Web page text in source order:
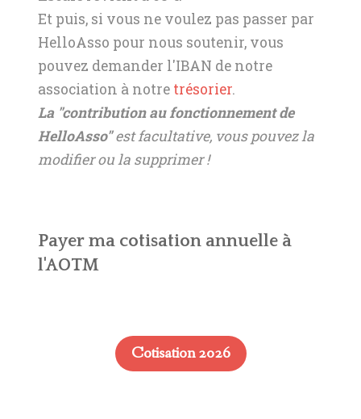
Et puis, si vous ne voulez pas passer par
HelloAsso pour nous soutenir, vous
pouvez demander l'IBAN de notre
association à notre trésorier.
La "contribution au fonctionnement de
HelloAsso"est facultative, vous pouvez la
modifier ou la supprimer !
Payer ma cotisation annuelle à
l'AOTM
Cotisation 2026